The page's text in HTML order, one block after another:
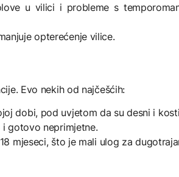
u vilici i probleme s
opterećenje vilice.
Evo nekih od najčešćih:
dobi, pod uvjetom da su desni i
i gotovo neprimjetne.
mjeseci, što je mali ulog za